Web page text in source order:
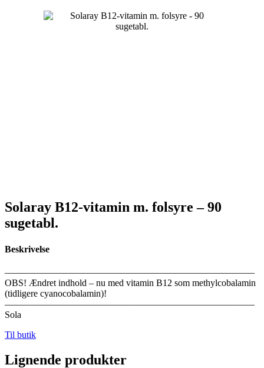
Solaray B12-vitamin m. folsyre – 90
sugetabl.
Beskrivelse
——————————————————————————–
OBS! Ændret indhold – nu med vitamin B12 som methylcobalamin
(tidligere cyanocobalamin)!
——————————————————————————–
Sola
Til butik
Lignende produkter